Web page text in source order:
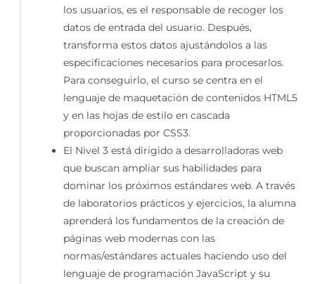
los usuarios, es el responsable de recoger los
datos de entrada del usuario. Después,
transforma estos datos ajustándolos a las
especificaciones necesarios para procesarlos.
Para conseguirlo, el curso se centra en el
lenguaje de maquetación de contenidos HTML5
y en las hojas de estilo en cascada
proporcionadas por CSS3.
El Nivel 3 está dirigido a desarrolladoras web
que buscan ampliar sus habilidades para
dominar los próximos estándares web. A través
de laboratorios prácticos y ejercicios, la alumna
aprenderá los fundamentos de la creación de
páginas web modernas con las
normas/estándares actuales haciendo uso del
lenguaje de programación JavaScript y su